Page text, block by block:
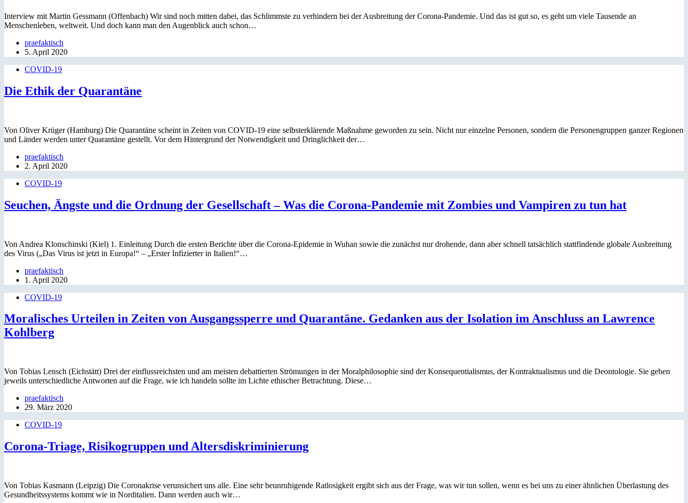
Interview mit Martin Gessmann (Offenbach) Wir sind noch mitten dabei, das Schlimmste zu verhindern bei der Ausbreitung der Corona-Pandemie. Und das ist gut so, es geht um viele Tausende an
Menschenleben, weltweit. Und doch kann man den Augenblick auch schon…
praefaktisch
5. April 2020
COVID-19
Die Ethik der Quarantäne
Von Oliver Krüger (Hamburg) Die Quarantäne scheint in Zeiten von COVID-19 eine selbsterklärende Maßnahme geworden zu sein. Nicht nur einzelne Personen, sondern die Personengruppen ganzer Regionen
und Länder werden unter Quarantäne gestellt. Vor dem Hintergrund der Notwendigkeit und Dringlichkeit der…
praefaktisch
2. April 2020
COVID-19
Seuchen, Ängste und die Ordnung der Gesellschaft – Was die Corona-Pandemie mit Zombies und Vampiren zu tun hat
Von Andrea Klonschinski (Kiel) 1. Einleitung Durch die ersten Berichte über die Corona-Epidemie in Wuhan sowie die zunächst nur drohende, dann aber schnell tatsächlich stattfindende globale Ausbreitung
des Virus („Das Virus ist jetzt in Europa!“ – „Erster Infizierter in Italien!“…
praefaktisch
1. April 2020
COVID-19
Moralisches Urteilen in Zeiten von Ausgangssperre und Quarantäne. Gedanken aus der Isolation im Anschluss an Lawrence
Kohlberg
Von Tobias Lensch (Eichstätt) Drei der einflussreichsten und am meisten debattierten Strömungen in der Moralphilosophie sind der Konsequentialismus, der Kontraktualismus und die Deontologie. Sie geben
jeweils unterschiedliche Antworten auf die Frage, wie ich handeln sollte im Lichte ethischer Betrachtung. Diese…
praefaktisch
29. März 2020
COVID-19
Corona-Triage, Risikogruppen und Altersdiskriminierung
Von Tobias Kasmann (Leipzig) Die Coronakrise verunsichert uns alle. Eine sehr beunruhigende Ratlosigkeit ergibt sich aus der Frage, was wir tun sollen, wenn es bei uns zu einer ähnlichen Überlastung des
Gesundheitssystems kommt wie in Norditalien. Dann werden auch wir…